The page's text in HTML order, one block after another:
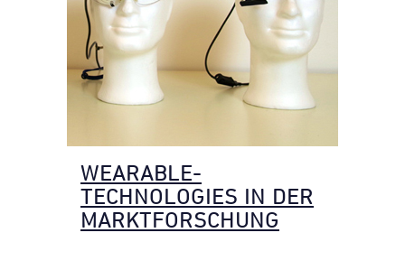
WEARABLE-
TECHNOLOGIES IN DER
MARKTFORSCHUNG